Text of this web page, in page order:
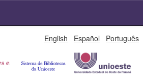
English Español Português